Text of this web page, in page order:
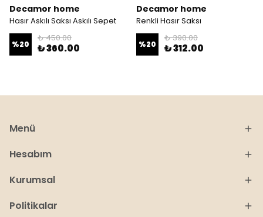
Decamor home
Hasır Askılı Saksı Askılı Sepet
%20
₺ 450.00
₺ 360.00
Decamor home
Renkli Hasır Saksı
%20
₺ 390.00
₺ 312.00
Menü
Hesabım
Kurumsal
Politikalar